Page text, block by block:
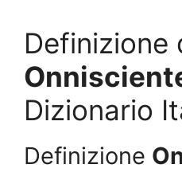
Definizione
Dizionario
Definizione